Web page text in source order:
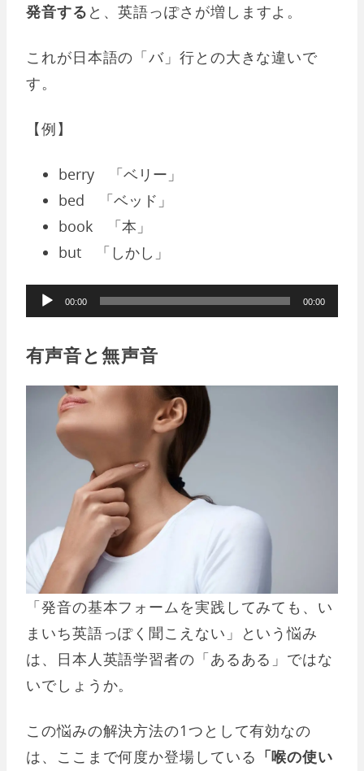
発音する と、英語っぽさが増しますよ。
これが日本語の「バ」行との大きな違いで
す。
【例】
berry 「ベリー」
bed 「ベッド」
book 「本」
but 「しかし」
声
プ
レ
00:00 00:00
有声音と無声音
「発音の基本フォームを実践してみても、い
まいち英語っぽく聞こえない」という悩み
は、日本人英語学習者の「あるある」ではな
いでしょうか。
この悩みの解決方法の1つとして有効なの
は、ここまで何度か登場している 「喉の使い